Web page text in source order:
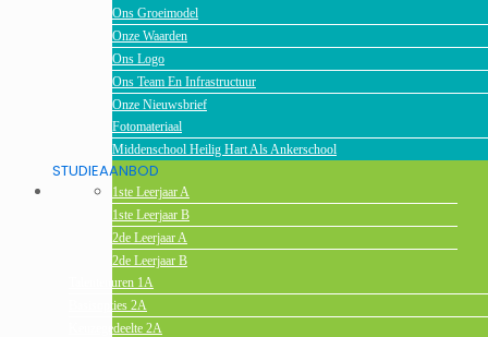
Ons Groeimodel
Onze Waarden
Ons Logo
Ons Team En Infrastructuur
Onze Nieuwsbrief
Fotomateriaal
Middenschool Heilig Hart Als Ankerschool
STUDIEAANBOD
1ste Leerjaar A
1ste Leerjaar B
2de Leerjaar A
2de Leerjaar B
Talentenuren 1A
Basisopties 2A
Keuzegedeelte 2A